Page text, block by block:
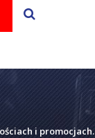
i promocjach.